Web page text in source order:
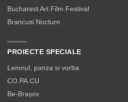
Bucharest Art Film Festival
Brancusi Nocturn
PROIECTE SPECIALE
Lemnul, panza si vorba
CO.PA.CU
Be-Brașov